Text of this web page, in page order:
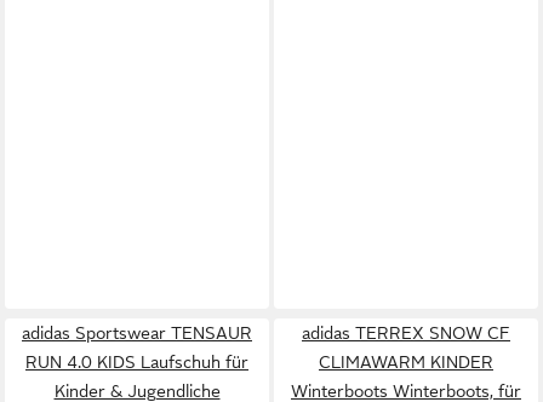
adidas Sportswear TENSAUR
RUN 4.0 KIDS Laufschuh für
Kinder & Jugendliche
adidas TERREX SNOW CF
CLIMAWARM KINDER
Winterboots Winterboots, für